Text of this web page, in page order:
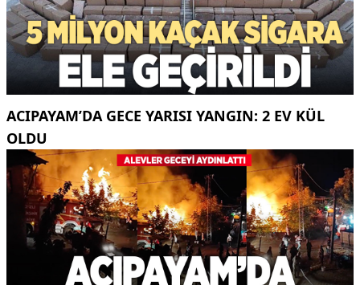
ACIPAYAM’DA GECE YARISI YANGIN: 2 EV KÜL
OLDU